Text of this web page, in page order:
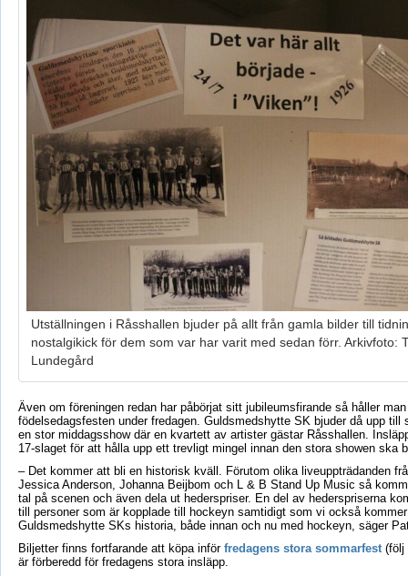
Utställningen i Råsshallen bjuder på allt från gamla bilder till
nostalgikick för dem som var har varit med sedan förr. Arkivfoto:
Lundegård
Även om föreningen redan har påbörjat sitt jubileumsfirande så håller
födelsedagsfesten under fredagen. Guldsmedshytte SK bjuder då upp till
en stor middagsshow där en kvartett av artister gästar Råsshallen.
17-slaget för att hålla upp ett trevligt mingel innan den stora showen ska
– Det kommer att bli en historisk kväll. Förutom olika liveuppträdanden
Jessica Anderson, Johanna Beijbom och L & B Stand Up Music så
tal på scenen och även dela ut hederspriser. En del av hederspriserna
till personer som är kopplade till hockeyn samtidigt som vi också
Guldsmedshytte SKs historia, både innan och nu med hockeyn, säger
Biljetter finns fortfarande att köpa inför fredagens stora sommarfest(följ
är förberedd för fredagens stora insläpp.